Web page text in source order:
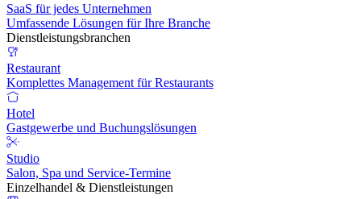
SaaS für jedes Unternehmen
Umfassende Lösungen für Ihre Branche
Dienstleistungsbranchen
Restaurant
Komplettes Management für Restaurants
Hotel
Gastgewerbe und Buchungslösungen
Studio
Salon, Spa und Service-Termine
Einzelhandel & Dienstleistungen